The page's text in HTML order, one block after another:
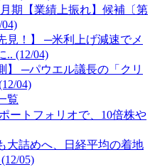
月期【業績上振れ】候補〔第
見！】 ─米利上げ減速でメ
.. (12/04)
】 ─パウエル議長の「クリ
04)
覧
ートフォリオで、10倍株や
大詰めへ、日経平均の着地
05)